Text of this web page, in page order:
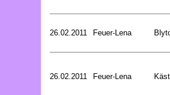
26.02.2011 Feuer-Lena
26.02.2011 Feuer-Lena